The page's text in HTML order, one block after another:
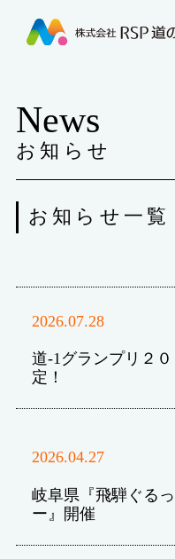
株
会
社
RSP
の
駅
News
お知らせ
お知らせ一覧
2026.07.28
道-1グランプリ２
定！
2026.04.27
岐阜県『飛騨ぐる
ー』開催